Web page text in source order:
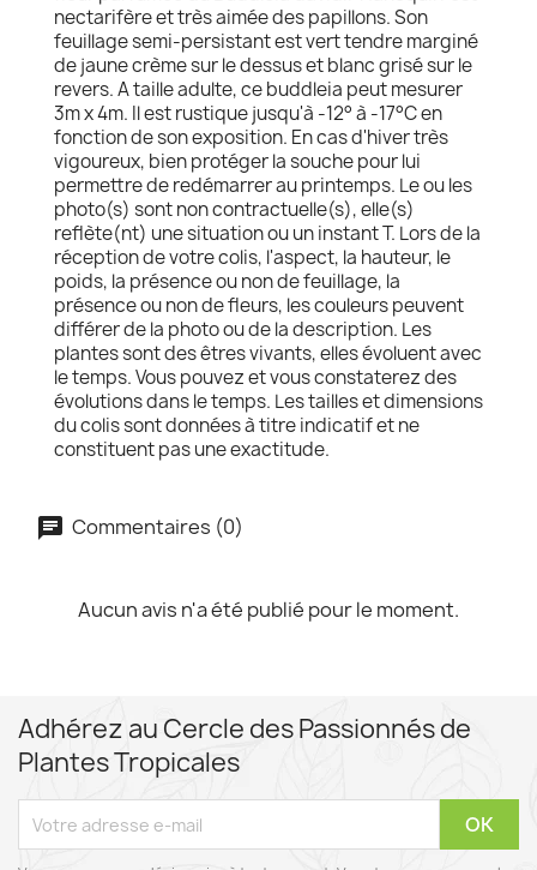
nectarifère et très aimée des papillons. Son
feuillage semi-persistant est vert tendre marginé
de jaune crème sur le dessus et blanc grisé sur le
revers. A taille adulte, ce buddleia peut mesurer
3m x 4m. Il est rustique jusqu'à -12° à -17°C en
fonction de son exposition. En cas d'hiver très
vigoureux, bien protéger la souche pour lui
permettre de redémarrer au printemps. Le ou les
photo(s) sont non contractuelle(s), elle(s)
reflète(nt) une situation ou un instant T. Lors de la
réception de votre colis, l'aspect, la hauteur, le
poids, la présence ou non de feuillage, la
présence ou non de fleurs, les couleurs peuvent
différer de la photo ou de la description. Les
plantes sont des êtres vivants, elles évoluent avec
le temps. Vous pouvez et vous constaterez des
évolutions dans le temps. Les tailles et dimensions
du colis sont données à titre indicatif et ne
constituent pas une exactitude.
Commentaires (0)
Aucun avis n'a été publié pour le moment.
Adhérez au Cercle des Passionnés de
Plantes Tropicales